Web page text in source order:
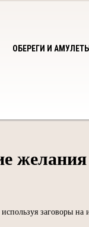
ОБЕРЕГИ И АМУЛЕТЫ
желания
заговоры